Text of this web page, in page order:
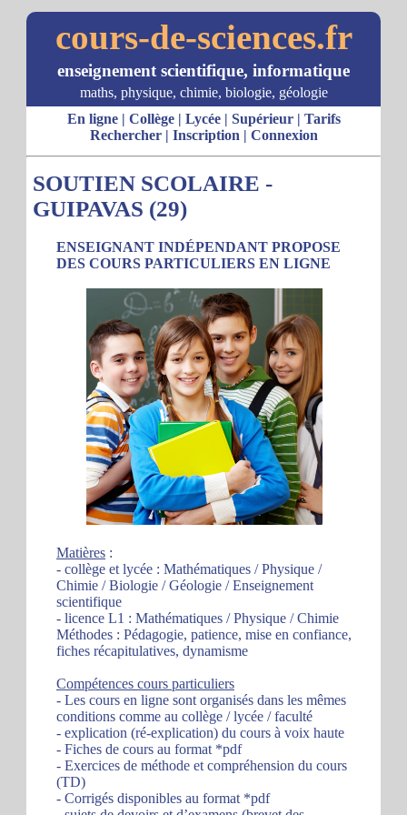
cours-de-sciences.fr
enseignement scientifique, informatique
maths, physique, chimie, biologie, géologie
En ligne| Collège| Lycée| Supérieur| Tarifs
Rechercher| Inscription | Connexion
SOUTIEN SCOLAIRE -
GUIPAVAS (29)
ENSEIGNANT INDÉPENDANT PROPOSE
DES COURS PARTICULIERS EN LIGNE
Matières :
- collège et lycée : Mathématiques / Physique /
Chimie / Biologie / Géologie / Enseignement
scientifique
- licence L1 : Mathématiques / Physique / Chimie
Méthodes : Pédagogie, patience, mise en confiance,
fiches récapitulatives, dynamisme
Compétences cours particuliers
- Les cours en ligne sont organisés dans les mêmes
conditions comme au collège / lycée / faculté
- explication (ré-explication) du cours à voix haute
- Fiches de cours au format *pdf
- Exercices de méthode et compréhension du cours
(TD)
- Corrigés disponibles au format *pdf